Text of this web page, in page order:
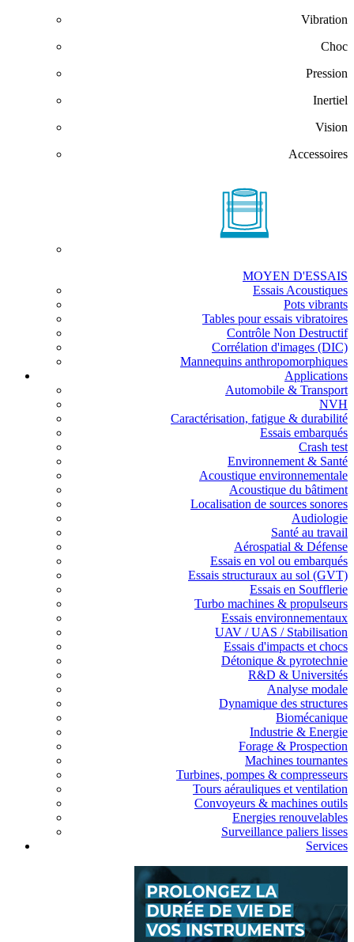
Vibration
Choc
Pression
Inertiel
Vision
Accessoires
MOYEN D'ESSAIS
Essais Acoustiques
Pots vibrants
Tables pour essais vibratoires
Contrôle Non Destructif
Corrélation d'images (DIC)
Mannequins anthropomorphiques
Applications
Automobile & Transport
NVH
Caractérisation, fatigue & durabilité
Essais embarqués
Crash test
Environnement & Santé
Acoustique environnementale
Acoustique du bâtiment
Localisation de sources sonores
Audiologie
Santé au travail
Aérospatial & Défense
Essais en vol ou embarqués
Essais structuraux au sol (GVT)
Essais en Soufflerie
Turbo machines & propulseurs
Essais environnementaux
UAV / UAS / Stabilisation
Essais d'impacts et chocs
Détonique & pyrotechnie
R&D & Universités
Analyse modale
Dynamique des structures
Biomécanique
Industrie & Energie
Forage & Prospection
Machines tournantes
Turbines, pompes & compresseurs
Tours aérauliques et ventilation
Convoyeurs & machines outils
Energies renouvelables
Surveillance paliers lisses
Services